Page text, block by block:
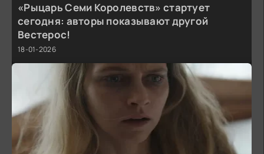
«Рыцарь Семи Королевств» стартует
сегодня: авторы показывают другой
Вестерос!
18-01-2026